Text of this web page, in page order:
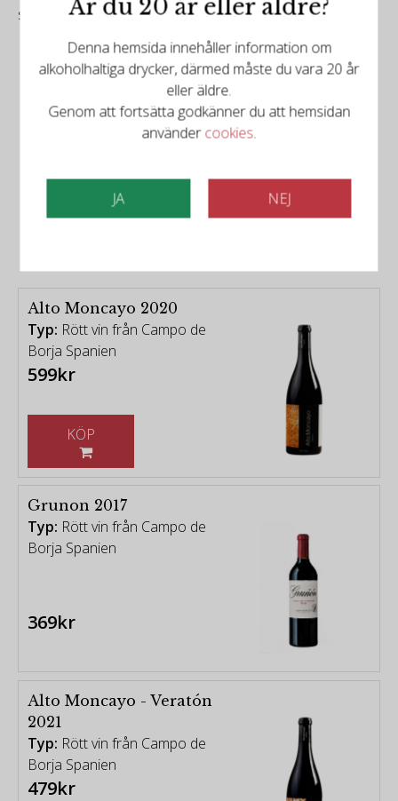
spice flavors that evaporate into a bright cherry finish.
Relaterade produkter
Alto Moncayo 2020
Typ: Rött vin från Campo de
Borja Spanien
599kr
Grunon 2017
Typ: Rött vin från Campo de
Borja Spanien
369kr
Alto Moncayo - Veratón
2021
Typ: Rött vin från Campo de
Borja Spanien
479kr
Är du 20 år eller äldre?
Denna hemsida innehåller information om
alkoholhaltiga drycker, därmed måste du vara 20 år
eller äldre.
Genom att fortsätta godkänner du att hemsidan
användercookies.
JA NEJ